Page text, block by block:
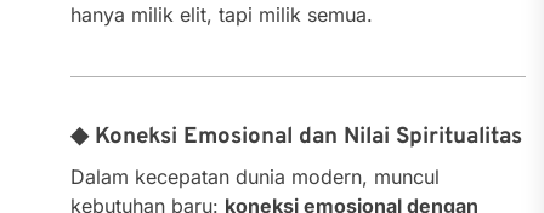
hanya milik elit, tapi milik semua.
◆ Koneksi Emosional dan Nilai Spiritualitas
Dalam kecepatan dunia modern, muncul
kebutuhan baru: koneksi emosional dengan